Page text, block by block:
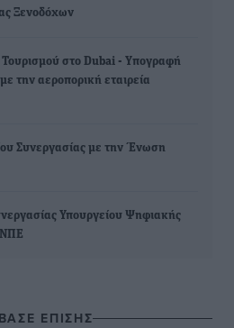
Ξενοδόχων
στο Dubai - Yπογραφή
την αεροπορική εταιρεία
Συνεργασίας με την Ένωση
Υπουργείου Ψηφιακής
ΕΠΙΣΗΣ